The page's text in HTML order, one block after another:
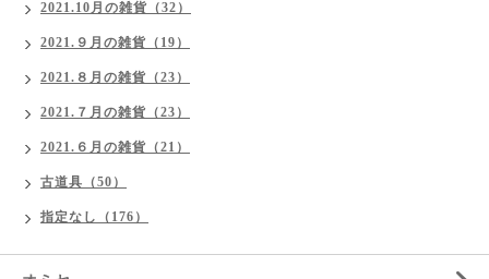
2021.10月の雑貨（32）
2021.９月の雑貨（19）
2021.８月の雑貨（23）
2021.７月の雑貨（23）
2021.６月の雑貨（21）
古道具（50）
指定なし（176）